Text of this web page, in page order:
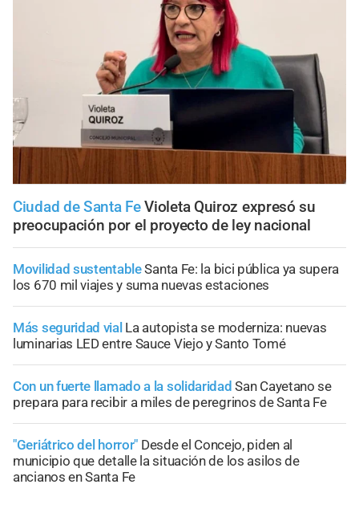
Ciudad de Santa Fe Violeta Quiroz expresó su
preocupación por el proyecto de ley nacional
Movilidad sustentableSanta Fe: la bici pública ya supera
los 670 mil viajes y suma nuevas estaciones
Más seguridad vial La autopista se moderniza: nuevas
luminarias LED entre Sauce Viejo y Santo Tomé
Con un fuerte llamado a la solidaridad San Cayetano se
prepara para recibir a miles de peregrinos de Santa Fe
"Geriátrico del horror" Desde el Concejo, piden al
municipio que detalle la situación de los asilos de
ancianos en Santa Fe